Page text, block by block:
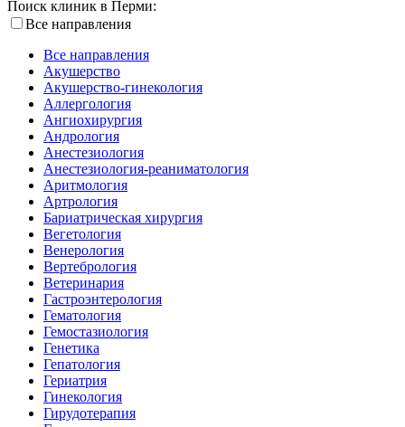
Поиск клиник в Перми:
Все направления
Все направления
Акушерство
Акушерство-гинекология
Аллергология
Ангиохирургия
Андрология
Анестезиология
Анестезиология-реаниматология
Аритмология
Артрология
Бариатрическая хирургия
Вегетология
Венерология
Вертебрология
Ветеринария
Гастроэнтерология
Гематология
Гемостазиология
Генетика
Гепатология
Гериатрия
Гинекология
Гирудотерапия